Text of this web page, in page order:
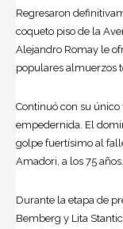
Regresaron
coqueto piso de la
Alejandro Romay le
populares almuerzos
Continuó con su
empedernida. El
golpe fuertísimo al
Amadori, a los 75 años.
Durante la etapa de
Bemberg y Lita